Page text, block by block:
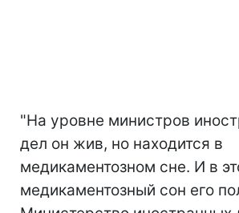
"На уровне министров
дел он жив, но находится в
медикаментозном сне. И в
медикаментозный сон его